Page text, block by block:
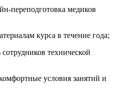
переподготовка медиков
курса в течение года;
технической
условия занятий и